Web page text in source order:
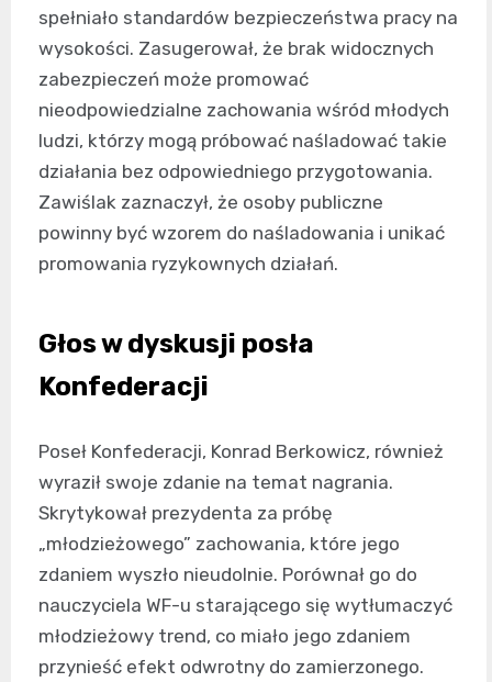
spełniało standardów bezpieczeństwa pracy na
wysokości. Zasugerował, że brak widocznych
zabezpieczeń może promować
nieodpowiedzialne zachowania wśród młodych
ludzi, którzy mogą próbować naśladować takie
działania bez odpowiedniego przygotowania.
Zawiślak zaznaczył, że osoby publiczne
powinny być wzorem do naśladowania i unikać
promowania ryzykownych działań.
Głos w dyskusji posła
Konfederacji
Poseł Konfederacji, Konrad Berkowicz, również
wyraził swoje zdanie na temat nagrania.
Skrytykował prezydenta za próbę
„młodzieżowego” zachowania, które jego
zdaniem wyszło nieudolnie. Porównał go do
nauczyciela WF-u starającego się wytłumaczyć
młodzieżowy trend, co miało jego zdaniem
przynieść efekt odwrotny do zamierzonego.